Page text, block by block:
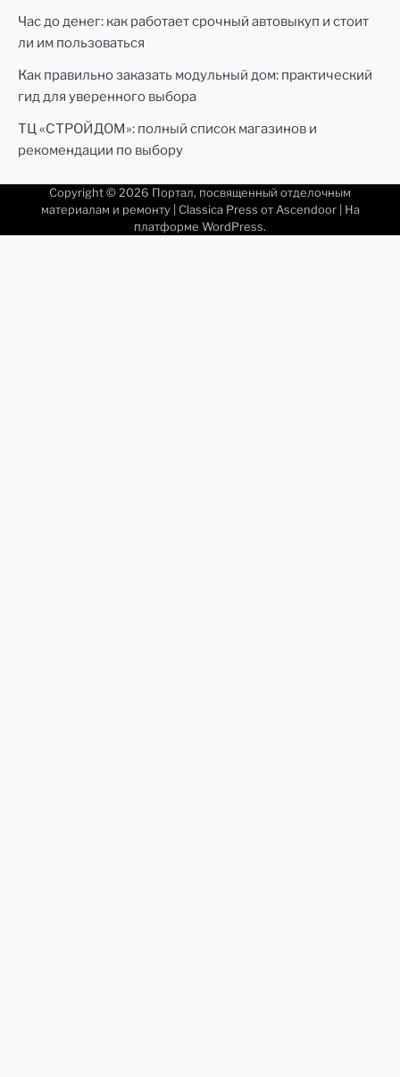
Час до денег: как работает срочный автовыкуп и стоит
ли им пользоваться
Как правильно заказать модульный дом: практический
гид для уверенного выбора
ТЦ «СТРОЙДОМ»: полный список магазинов и
рекомендации по выбору
Copyright © 2026 Портал, посвященный отделочным
материалам и ремонту| Classica Press от Ascendoor| На
платформе WordPress.